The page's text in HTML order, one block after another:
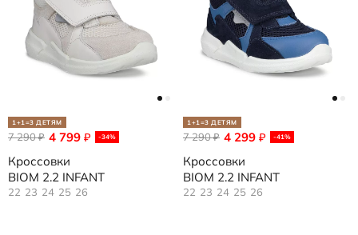
1+1=3 ДЕТЯМ
4 799 ₽ -34%
7 290₽
Кроссовки
BIOM 2.2 INFANT
22 23 24 25 26
1+1=3 ДЕТЯМ
4 299 ₽ -41%
7 290₽
Кроссовки
BIOM 2.2 INFANT
22 23 24 25 26